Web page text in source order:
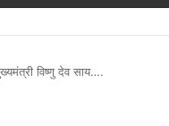
विष्णु देव साय….